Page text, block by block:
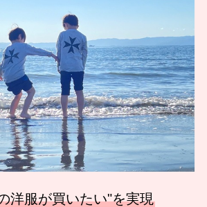
洋服が買いたい"を実現